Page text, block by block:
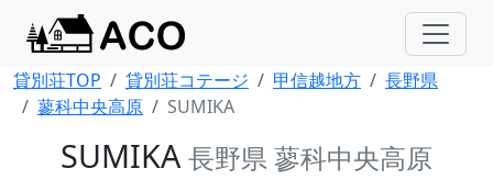
貸別荘TOP 貸別荘コテージ 甲信越地方
長野県
蓼科中央高原
SUMIKA
SUMIKA長野県 蓼科中央高原